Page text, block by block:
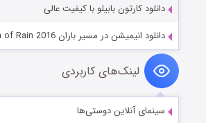
دانلود کارتون بابیلو با کیفیت عالی
دانلود انیمیشن در مسیر باران In the Path of Rain 2016
لینک‌های کاربردی
سینمای آنلاین دوستی‌ها